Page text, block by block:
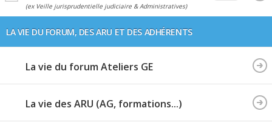
(ex Veille jurisprudentielle judiciaire & Administratives)
LA VIE DU FORUM, DES ARU ET DES ADHÉRENTS
La vie du forum Ateliers GE
La vie des ARU (AG, formations...)